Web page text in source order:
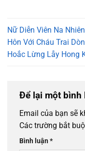
Nữ Diễn Viên Na
Hôn Với Cháu Trai
Hoắc Lừng Lẫy Hong
Để lại một bình
Email của bạn sẽ
Các trường bắt
Bình luận*